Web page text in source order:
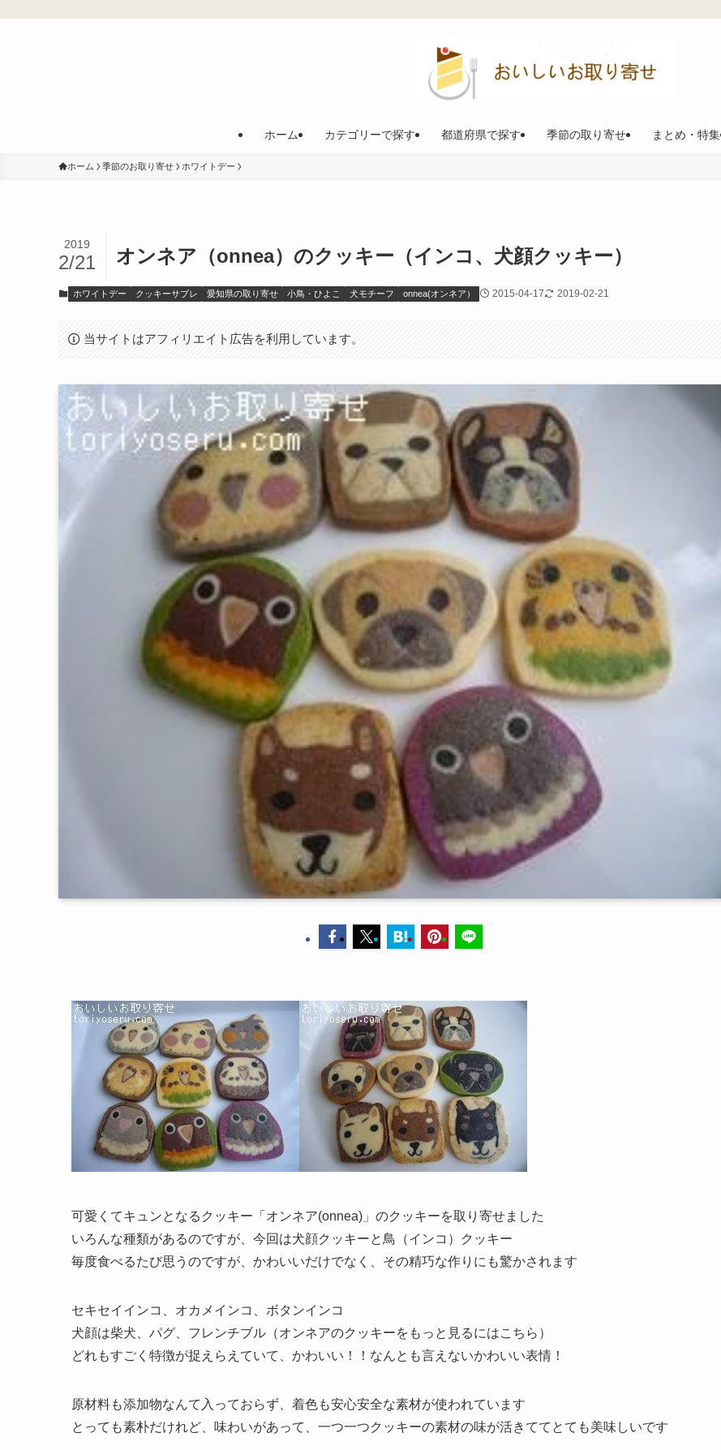
ホーム カテゴリーで探す 都道府県で探す 季節の取り寄せ まとめ・特集
ホーム 季節のお取り寄せ ホワイトデー
オンネア（onnea）のクッキー（インコ、犬顔クッキー）
2019
2/21
ホワイトデー クッキーサブレ 愛知県の取り寄せ 小鳥・ひよこ 犬モチーフ onnea(オンネア） 2015-04-17 2019-02-21
当サイトはアフィリエイト広告を利用しています。
可愛くてキュンとなるクッキー「オンネア(onnea)」のクッキーを取り寄せました
いろんな種類があるのですが、今回は犬顔クッキーと鳥（インコ）クッキー
毎度食べるたび思うのですが、かわいいだけでなく、その精巧な作りにも驚かされます
セキセイインコ、オカメインコ、ボタンインコ
犬顔は柴犬、パグ、フレンチブル（オンネアのクッキーをもっと見るにはこちら）
どれもすごく特徴が捉えらえていて、かわいい！！なんとも言えないかわいい表情！
原材料も添加物なんて入っておらず、着色も安心安全な素材が使われています
とっても素朴だけれど、味わいがあって、一つ一つクッキーの素材の味が活きててとても美味しいです